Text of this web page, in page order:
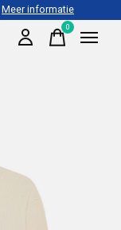
Meer informatie
0items